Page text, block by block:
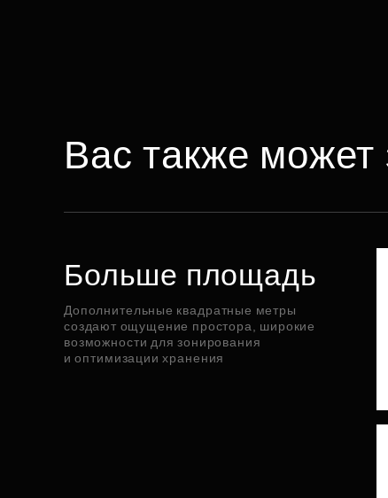
Вас также может
Больше площадь
Дополнительные квадратные метры
создают ощущение простора, широкие
возможности для зонирования
и оптимизации хранения